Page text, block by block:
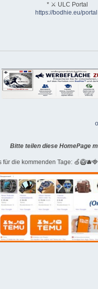
* ⚔ ULC Portal
https://bodhie.eu/portal
Bitte teilen diese HomePage
für die kommenden Tage: